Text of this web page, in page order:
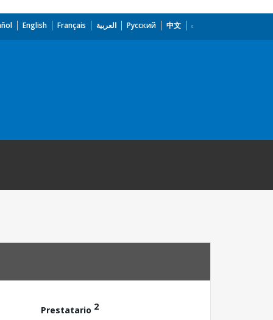
English Français العربية Русский 中文
Prestatario 2